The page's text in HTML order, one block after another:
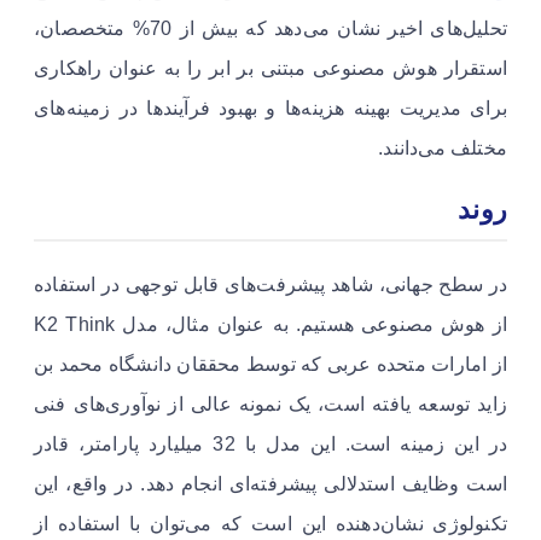
تحلیل‌های اخیر نشان می‌دهد که بیش از 70% متخصصان،
استقرار هوش مصنوعی مبتنی بر ابر را به عنوان راهکاری
برای مدیریت بهینه هزینه‌ها و بهبود فرآیندها در زمینه‌های
مختلف می‌دانند.
روند
در سطح جهانی، شاهد پیشرفت‌های قابل توجهی در استفاده
از هوش مصنوعی هستیم. به عنوان مثال، مدل K2 Think
از امارات متحده عربی که توسط محققان دانشگاه محمد بن
زاید توسعه یافته است، یک نمونه عالی از نوآوری‌های فنی
در این زمینه است. این مدل با 32 میلیارد پارامتر، قادر
است وظایف استدلالی پیشرفته‌ای انجام دهد. در واقع، این
تکنولوژی نشان‌دهنده این است که می‌توان با استفاده از